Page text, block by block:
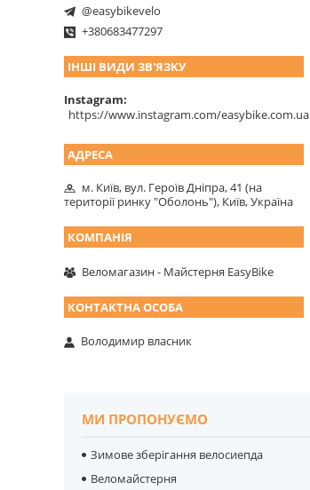
@easybikevelo
+380683477297
ІНШІ ВИДИ ЗВ'ЯЗКУ
Instagram
https://www.instagram.com/easybike.com.ua
м. Київ, вул. Героїв Дніпра, 41 (на
території ринку "Оболонь"), Київ, Україна
Веломагазин - Майстерня EasyBike
Володимир власник
МИ ПРОПОНУЄМО
Зимове зберігання велосиепда
Веломайстерня